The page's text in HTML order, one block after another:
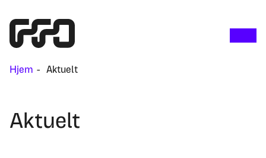
Hjem Aktuelt
Aktuelt